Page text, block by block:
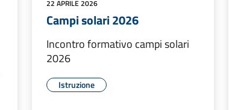
22 APRILE 2026
Campi solari 2026
Incontro formativo campi solari
2026
Istruzione